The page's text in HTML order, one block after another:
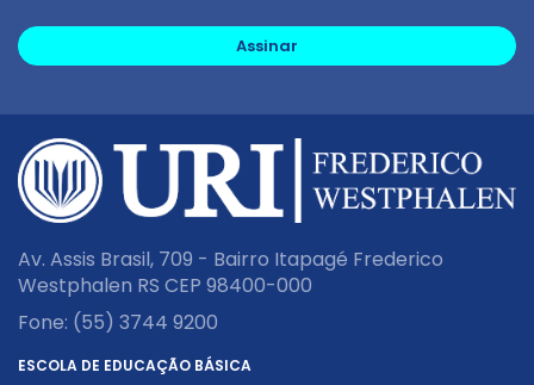
Assinar
Av. Assis Brasil, 709 - Bairro Itapagé Frederico
Westphalen RS CEP 98400-000
Fone: (55) 3744 9200
ESCOLA DE EDUCAÇÃO BÁSICA